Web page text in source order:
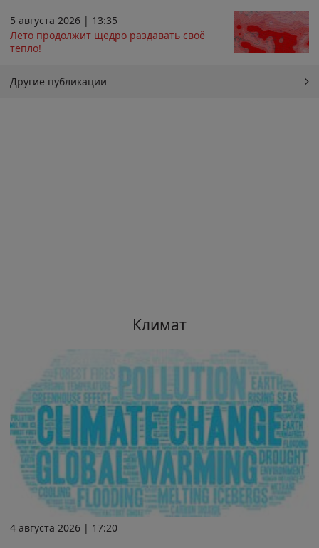
5 августа 2026 | 13:35
Лето продолжит щедро раздавать своё
тепло!
Другие публикации
Климат
4 августа 2026 | 17:20